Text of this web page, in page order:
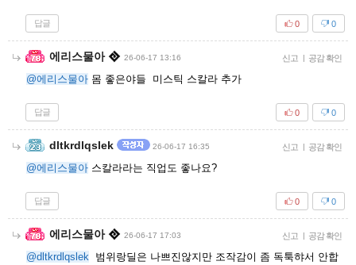
답글 0
0
에리스물아 26-06-17 13:16 신고 | 공감 확인
@에리스물아 몸 좋은야들 미스틱 스칼라 추가
답글 0
0
dltkrdlqslek 26-06-17 16:35 신고 | 공감 확인
@에리스물아 스칼라라는 직업도 좋나요?
답글 0
0
에리스물아 26-06-17 17:03 신고 | 공감 확인
@dltkrdlqslek 범위랑딜은 나쁘진않지만 조작감이 좀 독툭햐서 안합